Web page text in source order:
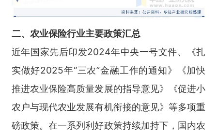
二、 农业保险行业主要政策汇总
近年国家先后印发2024年中央一号文件、《扎
实做好2025年“三农”金融工作的通知》《加快
推进农业保险高质量发展的指导意见》《促进小
农户与现代农业发展有机衔接的意见》等多项重
磅政策。在一系列利好政策持续加持下，国内农